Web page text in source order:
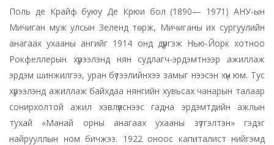
Поль де Крайф буюу Де Крюи бол (1890— 1971) АНУ-ын
Мичиган муж улсын Зеленд төрж, Мичиганы их сургуулийн
анагаах ухааны ангийг 1914 онд дүүргэж Нью-Йорк хотноо
Рокфеллерын хүрээлэнд нян судлагч-эрдэмтнээр ажиллаж
эрдэм шинжилгээ, уран бүтээлийнхээ замыг нээсэн хүн юм. Тус
хүрээлэнд ажиллаж байхдаа нянгийн хувьсах чанарын талаар
сонирхолтой ажил хэвлүүлснээс гадна эрдэмтдийн ажлын
тухай «Манай орны анагаах ухааны зүтгэлтэн» гэдэг
найрууллын ном бичжээ. 1922 оноос капиталист нийгэмд